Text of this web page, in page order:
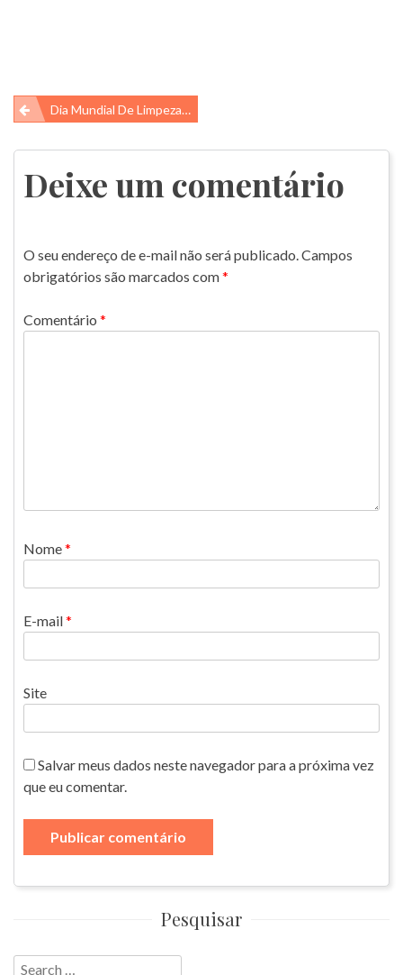
Navegação
de
Post
Dia Mundial De Limpeza De Praias E Rios – CLEAN UP DAY
Deixe um comentário
O seu endereço de e-mail não será publicado.Campos
obrigatórios são marcados com*
Comentário *
Nome*
E-mail*
Site
Salvar meus dados neste navegador para a próxima vez
que eu comentar.
Pesquisar
Search